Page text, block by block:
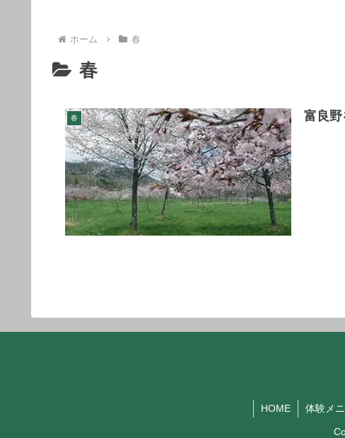
ホーム 春
春
春 富良
HOME 体験メ